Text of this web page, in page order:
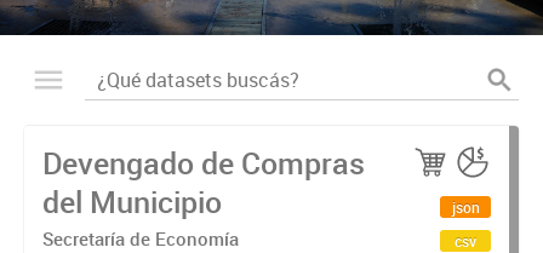
Devengado de Compras
del Municipio
Secretaría de Economía
json
csv